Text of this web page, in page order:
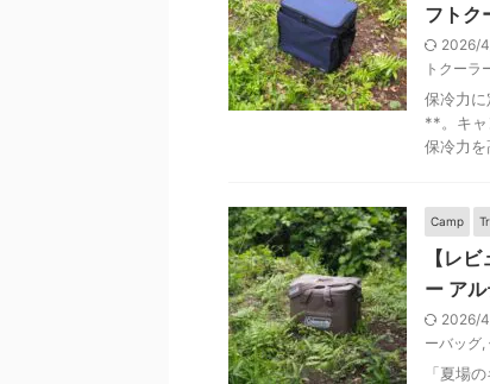
フトク
2026/
トクーラ
保冷力
**。キャ
保冷力
Camp
【レ
ー ア
2026/
ーバッグ
「夏場